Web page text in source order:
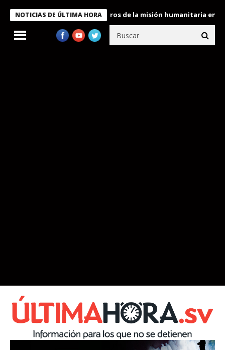
NOTICIAS DE ÚLTIMA HORA
Bukele condecora a miembros de la misión humanitaria enviada